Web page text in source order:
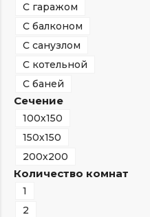
С гаражом
С балконом
С санузлом
С котельной
С баней
Сечение
100х150
150х150
200х200
Количество комнат
1
2